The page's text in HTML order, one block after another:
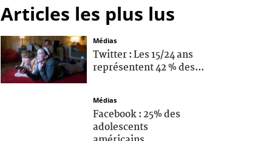
Articles les plus lus
Médias
Twitter : Les 15/24 ans
représentent 42 % des...
Médias
Facebook : 25% des
adolescents